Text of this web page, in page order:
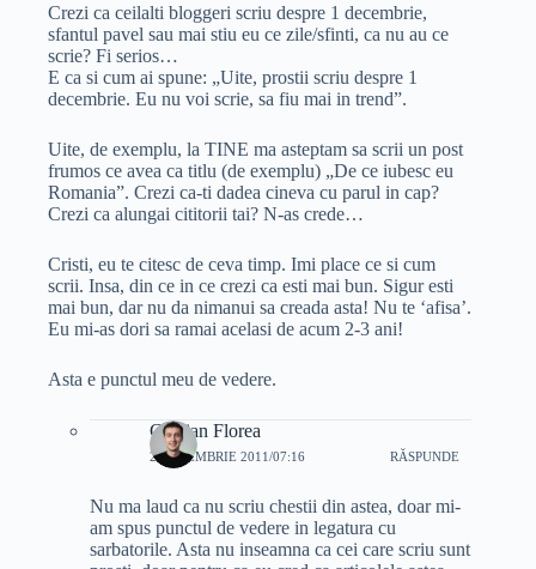
Crezi ca ceilalti bloggeri scriu despre 1 decembrie,
sfantul pavel sau mai stiu eu ce zile/sfinti, ca nu au ce
scrie? Fi serios…
E ca si cum ai spune: „Uite, prostii scriu despre 1
decembrie. Eu nu voi scrie, sa fiu mai in trend”.
Uite, de exemplu, la TINE ma asteptam sa scrii un post
frumos ce avea ca titlu (de exemplu) „De ce iubesc eu
Romania”. Crezi ca-ti dadea cineva cu parul in cap?
Crezi ca alungai cititorii tai? N-as crede…
Cristi, eu te citesc de ceva timp. Imi place ce si cum
scrii. Insa, din ce in ce crezi ca esti mai bun. Sigur esti
mai bun, dar nu da nimanui sa creada asta! Nu te ‘afisa’.
Eu mi-as dori sa ramai acelasi de acum 2-3 ani!
Asta e punctul meu de vedere.
Cristian Florea
2 DECEMBRIE 2011/07:16 RĂSPUNDE
Nu ma laud ca nu scriu chestii din astea, doar mi-
am spus punctul de vedere in legatura cu
sarbatorile. Asta nu inseamna ca cei care scriu sunt